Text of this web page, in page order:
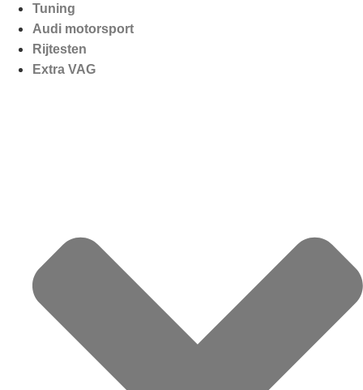
Tuning
Audi motorsport
Rijtesten
Extra VAG